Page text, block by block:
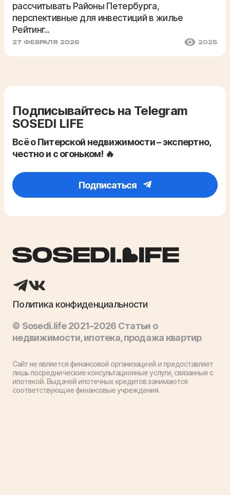
рассчитывать Районы Петербурга,
перспективные для инвестиций в жилье
Рейтинг...
27 ФЕВРАЛЯ 2026 2025
Подписывайтесь на Telegram
SOSEDI LIFE
Всё о Питерской недвижимости – экспертно,
честно и с огоньком! 🔥
Подписаться
Политика конфиденциальности
© Sosedi.life 2021–2026 Статьи о
недвижимости, ипотека, продажа квартир
Сайт не является финансовой организацией и предоставляет
лишь посреднические консультационные услуги, связанные с
ипотекой. Выдачей ипотечных кредитов занимаются
соответствующие финансовые учреждения.